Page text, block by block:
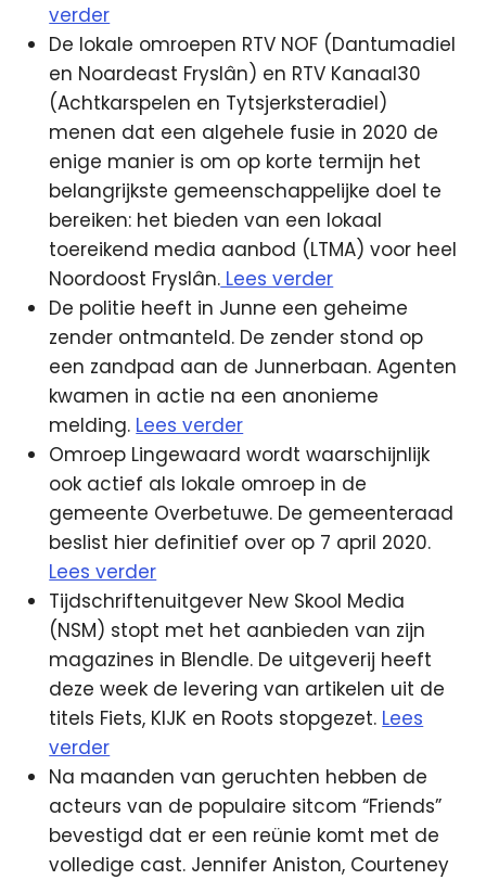
verder
De lokale omroepen RTV NOF (Dantumadiel
en Noardeast Fryslân) en RTV Kanaal30
(Achtkarspelen en Tytsjerksteradiel)
menen dat een algehele fusie in 2020 de
enige manier is om op korte termijn het
belangrijkste gemeenschappelijke doel te
bereiken: het bieden van een lokaal
toereikend media aanbod (LTMA) voor heel
Noordoost Fryslân. Lees verder
De politie heeft in Junne een geheime
zender ontmanteld. De zender stond op
een zandpad aan de Junnerbaan. Agenten
kwamen in actie na een anonieme
melding. Lees verder
Omroep Lingewaard wordt waarschijnlijk
ook actief als lokale omroep in de
gemeente Overbetuwe. De gemeenteraad
beslist hier definitief over op 7 april 2020.
Lees verder
Tijdschriftenuitgever New Skool Media
(NSM) stopt met het aanbieden van zijn
magazines in Blendle. De uitgeverij heeft
deze week de levering van artikelen uit de
titels Fiets, KIJK en Roots stopgezet. Lees
verder
Na maanden van geruchten hebben de
acteurs van de populaire sitcom “Friends”
bevestigd dat er een reünie komt met de
volledige cast. Jennifer Aniston, Courteney